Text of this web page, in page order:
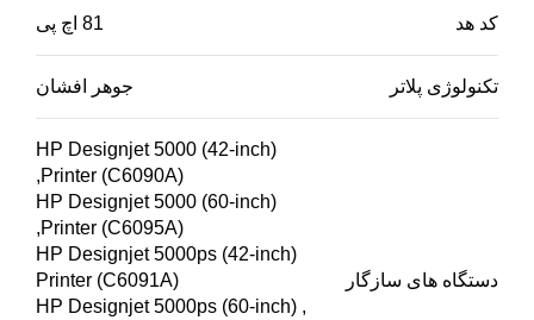
کد هد 81 اچ پی
تکنولوژی پلاتر جوهر افشان
دستگاه های سازگار
HP Designjet 5000 (42-inch)
Printer (C6090A),
HP Designjet 5000 (60-inch)
Printer (C6095A),
HP Designjet 5000ps (42-inch)
Printer (C6091A)
, HP Designjet 5000ps (60-inch)